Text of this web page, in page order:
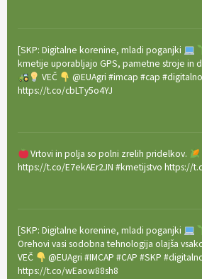
[SKP: Digitalne korenine, mladi poganjki
kmetije uporabljajo GPS, pametne stroje in
VEČ
@EUAgri #imcap #cap
https://t.co/cbLTy5o4YJ
Vrtovi in polja so polni zrelih pridelkov.
https://t.co/E7ekAEr2JN #kmetijstvo https://
[SKP: Digitalne korenine, mladi poganjki
Orehovi vasi sodobna tehnologija olajša
VEČ
@EUAgri #IMCAP #CAP #SKP
https://t.co/wEaow88sh8